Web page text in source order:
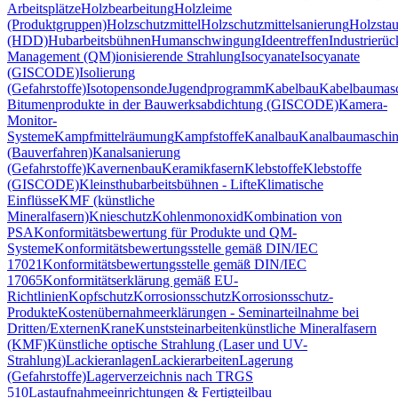
ArbeitsplätzeHolzbearbeitungHolzleime
(Produktgruppen)HolzschutzmittelHolzschutzmittelsanierung
(HDD)HubarbeitsbühnenHumanschwingungIdeentreffen
Management (QM)ionisierende StrahlungIsocyanateIsocyanate
(GISCODE)Isolierung
(Gefahrstoffe)IsotopensondeJugendprogrammKabelbau
Bitumenprodukte in der Bauwerksabdichtung (GISCODE)Kamera-
Monitor-
SystemeKampfmittelräumungKampfstoffeKanalbau
(Bauverfahren)Kanalsanierung
(Gefahrstoffe)KavernenbauKeramikfasernKlebstoffeKlebstoffe
(GISCODE)Kleinsthubarbeitsbühnen - LifteKlimatische
EinflüsseKMF (künstliche
Mineralfasern)KnieschutzKohlenmonoxidKombination von
PSAKonformitätsbewertung für Produkte und QM-
SystemeKonformitätsbewertungsstelle gemäß DIN/IEC
17021Konformitätsbewertungsstelle gemäß DIN/IEC
17065Konformitätserklärung gemäß EU-
RichtlinienKopfschutzKorrosionsschutzKorrosionsschutz-
ProdukteKostenübernahmeerklärungen - Seminarteilnahme bei
Dritten/ExternenKraneKunststeinarbeitenkünstliche Mineralfasern
(KMF)Künstliche optische Strahlung (Laser und UV-
Strahlung)LackieranlagenLackierarbeitenLagerung
(Gefahrstoffe)Lagerverzeichnis nach TRGS
510Lastaufnahmeeinrichtungen & Fertigteilbau